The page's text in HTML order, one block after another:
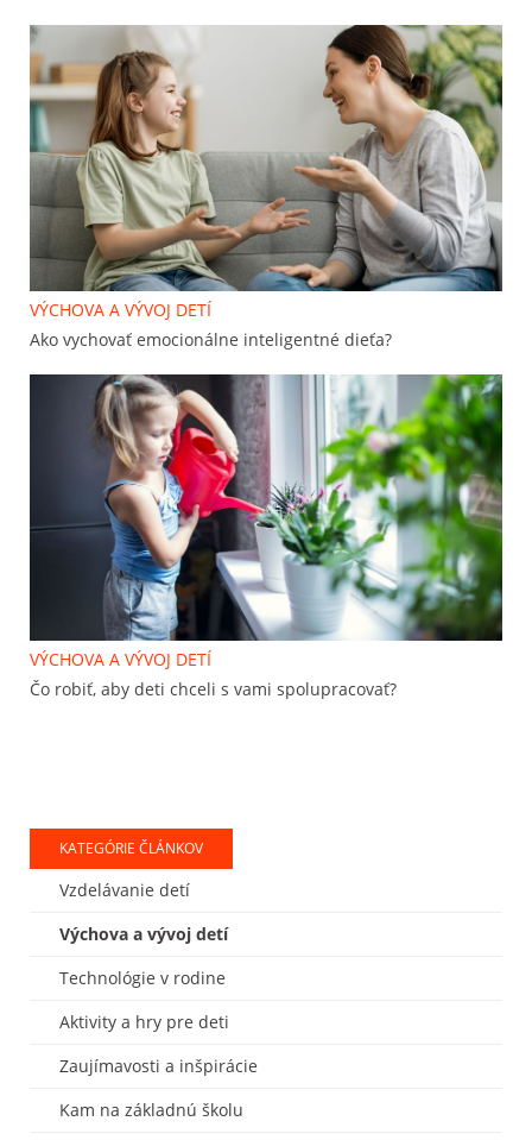
VÝCHOVA A VÝVOJ DETÍ
Ako vychovať emocionálne inteligentné dieťa?
VÝCHOVA A VÝVOJ DETÍ
Čo robiť, aby deti chceli s vami spolupracovať?
KATEGÓRIE ČLÁNKOV
Vzdelávanie detí
Výchova a vývoj detí
Technológie v rodine
Aktivity a hry pre deti
Zaujímavosti a inšpirácie
Kam na základnú školu